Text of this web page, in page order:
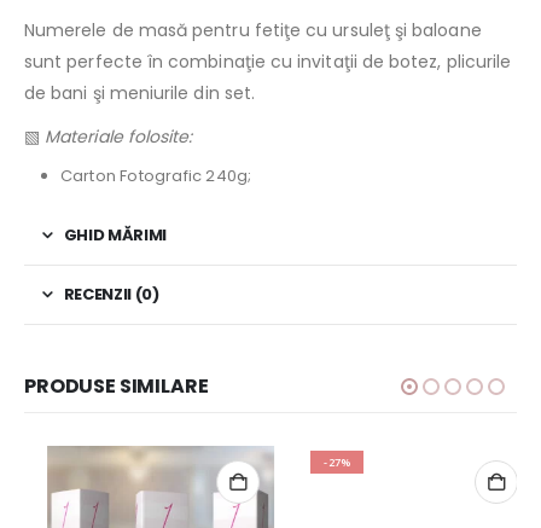
Numerele de masă pentru fetiţe cu ursuleţ şi baloane
sunt perfecte în combinaţie cu invitaţii de botez, plicurile
de bani şi meniurile din set.
▧ Materiale folosite:
Carton Fotografic 240g;
GHID MĂRIMI
RECENZII (0)
PRODUSE SIMILARE
-27%